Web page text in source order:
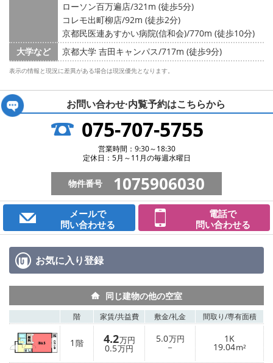
ローソン百万遍店/321m (徒歩5分)
コレモ出町柳店/92m (徒歩2分)
京都民医連あすかい病院(信和会)/770m (徒歩10分)
大学など
京都大学 吉田キャンパス/717m (徒歩9分)
表示の情報と現況に差異がある場合は現況優先となります。
お問い合わせ·内覧予約はこちらから
075-707-5755
営業時間：9:30～18:30
定休日：5月～11月の毎週水曜日
物件番号 1075906030
メールで
問い合わせる
電話で
問い合わせる
お気に入り登録
同じ建物の他の空室
階 家賃/共益費 敷金/礼金 間取り/専有面積
1 階 4.2万円
0.5万円
5.0万円
－
1K
19.04m²